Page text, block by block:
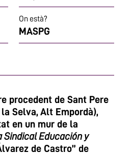
On està?
MASPG
procedent de Sant Pere
Selva, Alt Empordà),
en un mur de la
Sindical Educación y
de Castro” de